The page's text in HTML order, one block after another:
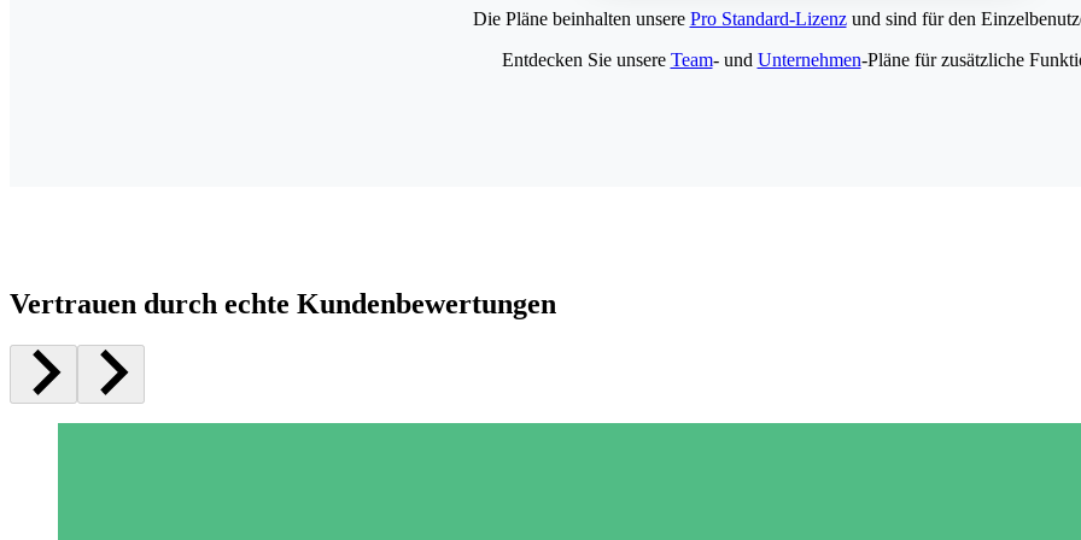
Die Pläne beinhalten unsere Pro Standard-Lizenzund sind für den
Entdecken Sie unsere Team- und Unternehmen-Pläne für zusätzliche
Vertrauen durch echte Kundenbewertungen